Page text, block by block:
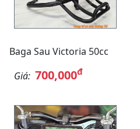
Baga Sau Victoria 50cc
Giá: 700,000đ